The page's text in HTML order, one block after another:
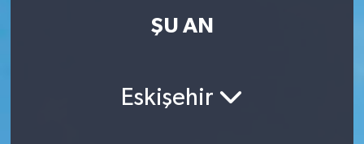
ŞU AN
Eskişehir
Son Dakika Haberleri